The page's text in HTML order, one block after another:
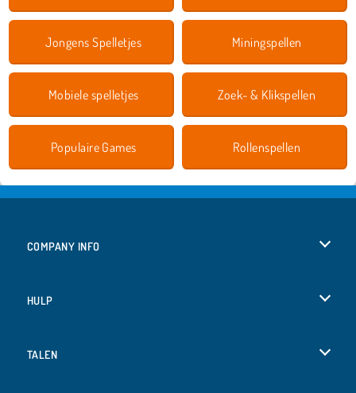
Jongens Spelletjes Miningspellen
Mobiele spelletjes Zoek- & Klikspellen
Populaire Games Rollenspellen
COMPANY INFO
HULP
TALEN